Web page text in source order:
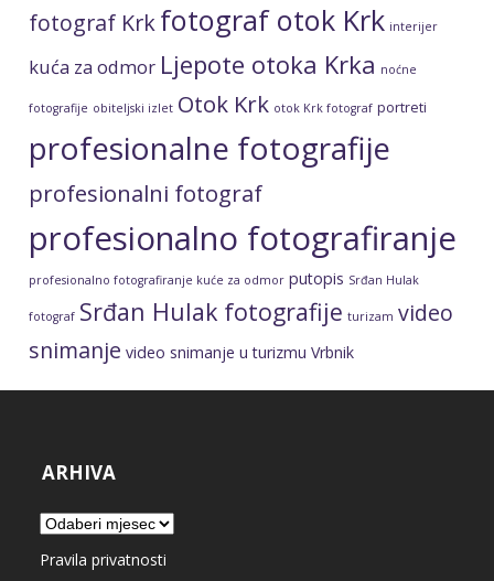
fotograf Krkfotograf otok Krk interijer
kuća za odmor Ljepote otoka Krka noćne
fotografije obiteljski izlet Otok Krk otok Krk fotograf portreti
profesionalne fotografije
profesionalni fotograf
profesionalno fotografiranje
profesionalno fotografiranje kuće za odmor putopis Srđan Hulak
fotograf Srđan Hulak fotografije turizam video
snimanje video snimanje u turizmu Vrbnik
ARHIVA
Arhiva
Pravila privatnosti